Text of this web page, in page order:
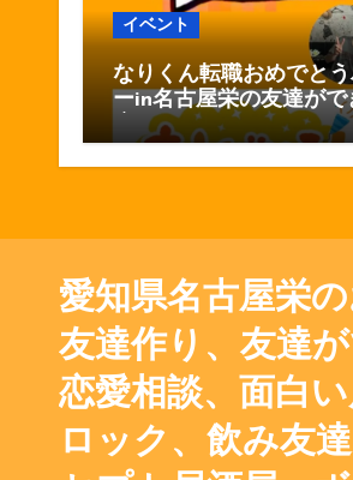
イベント
なりくん転職おめでと
ーin名古屋栄の友達がで
店おしゃべりバー
愛知県名古屋栄
友達作り、友達
恋愛相談、面白
ロック、飲み友